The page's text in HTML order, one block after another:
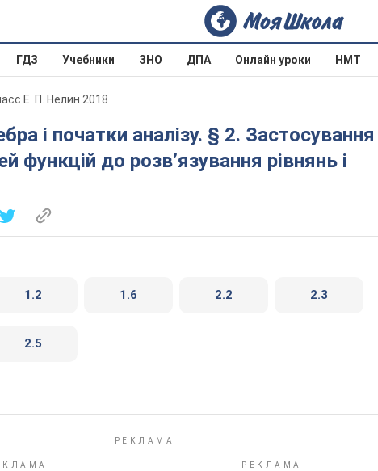
ГДЗ Учебники ЗНО ДПА Онлайн уроки НМТ
Е. П. Нелин 2018
функцій до розв’язування рівнянь і
1.2 1.6 2.2 2.3
2.5